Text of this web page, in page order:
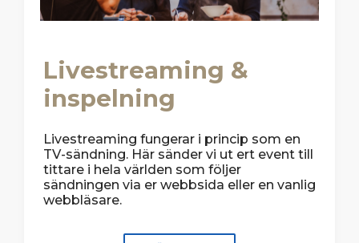
Livestreaming &
inspelning
Livestreaming fungerar i princip som en
TV-sändning. Här sänder vi ut ert event till
tittare i hela världen som följer
sändningen via er webbsida eller en vanlig
webbläsare.